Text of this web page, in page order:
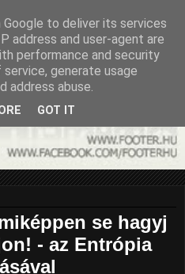
se hagyj
- az Entrópia
to deliver its services
address and user-agent are
performance and security
generate usage
address abuse.
GOT IT